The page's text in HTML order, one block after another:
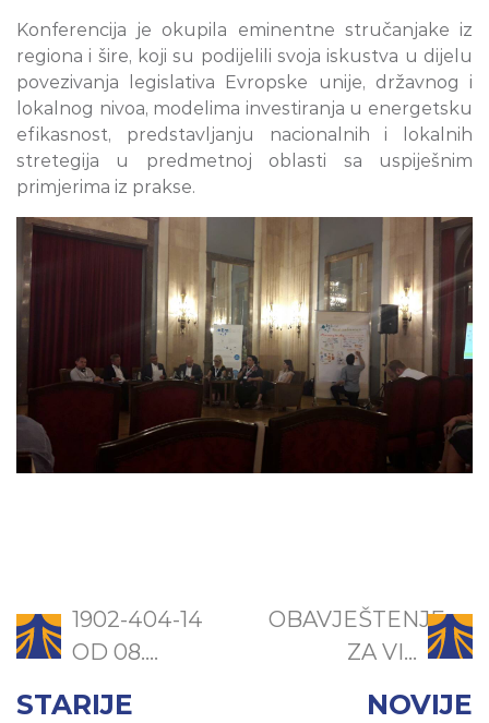
Konferencija je okupila eminentne stručanjake iz
regiona i šire, koji su podijelili svoja iskustva u dijelu
povezivanja legislativa Evropske unije, državnog i
lokalnog nivoa, modelima investiranja u energetsku
efikasnost, predstavljanju nacionalnih i lokalnih
stretegija u predmetnoj oblasti sa uspiješnim
primjerima iz prakse.
1902-404-14
OD 08....
STARIJE
OBAVJEŠTENJE
ZA VI...
NOVIJE